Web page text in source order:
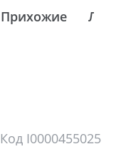
Прихожие
Код I0000455025